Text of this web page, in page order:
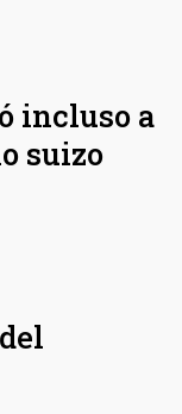
incluso a
suizo